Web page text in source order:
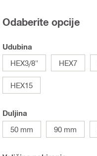
Odaberite opcije
Udubina
HEX3/8"
HEX7
HEX15
Duljina
50 mm
90 mm